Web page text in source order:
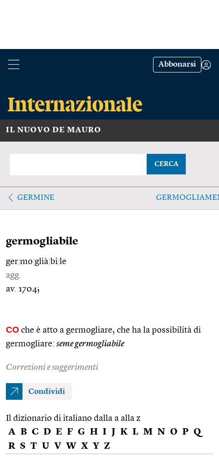
Abbonarsi
IL NUOVO DE MAURO
CERCA
GERMINE
germogliabile
ger mo glià bi le
agg.
av. 1704;
CO che è atto a germogliare, che ha la possibilità di
germogliare: seme germogliabile
Correzioni e suggerimenti
Condividi
Il dizionario di italiano dalla a alla z
A B C D E F G H I J K L M N O P Q
R S T U V W X Y Z